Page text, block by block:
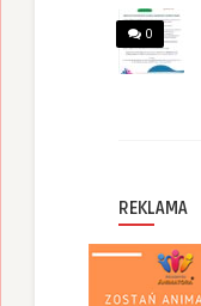
0
REKLAMA